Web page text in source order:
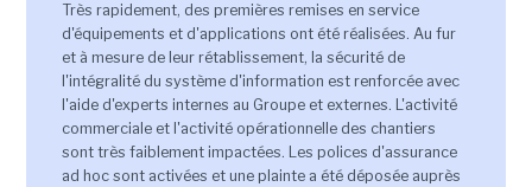
Très rapidement, des premières remises en service
d'équipements et d'applications ont été réalisées. Au fur
et à mesure de leur rétablissement, la sécurité de
l'intégralité du système d'information est renforcée avec
l'aide d'experts internes au Groupe et externes. L'activité
commerciale et l'activité opérationnelle des chantiers
sont très faiblement impactées. Les polices d'assurance
ad hoc sont activées et une plainte a été déposée auprès